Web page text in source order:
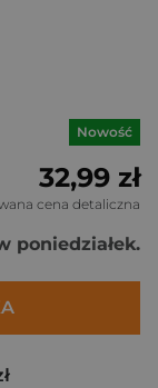
Nowość
32,99 zł
cena detaliczna
poniedziałek.